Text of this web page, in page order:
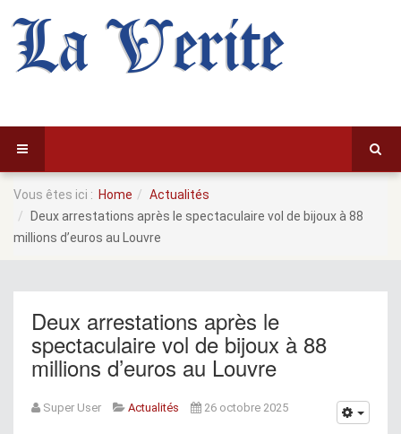
La Verite
Vous êtes ici : Home
Actualités
Deux arrestations après le spectaculaire vol de bijoux à 88
millions d’euros au Louvre
Deux arrestations après le
spectaculaire vol de bijoux à 88
millions d’euros au Louvre
Super User Actualités 26 octobre 2025